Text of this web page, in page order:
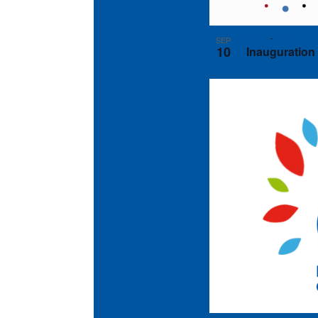
SEP
10 Inauguration
-